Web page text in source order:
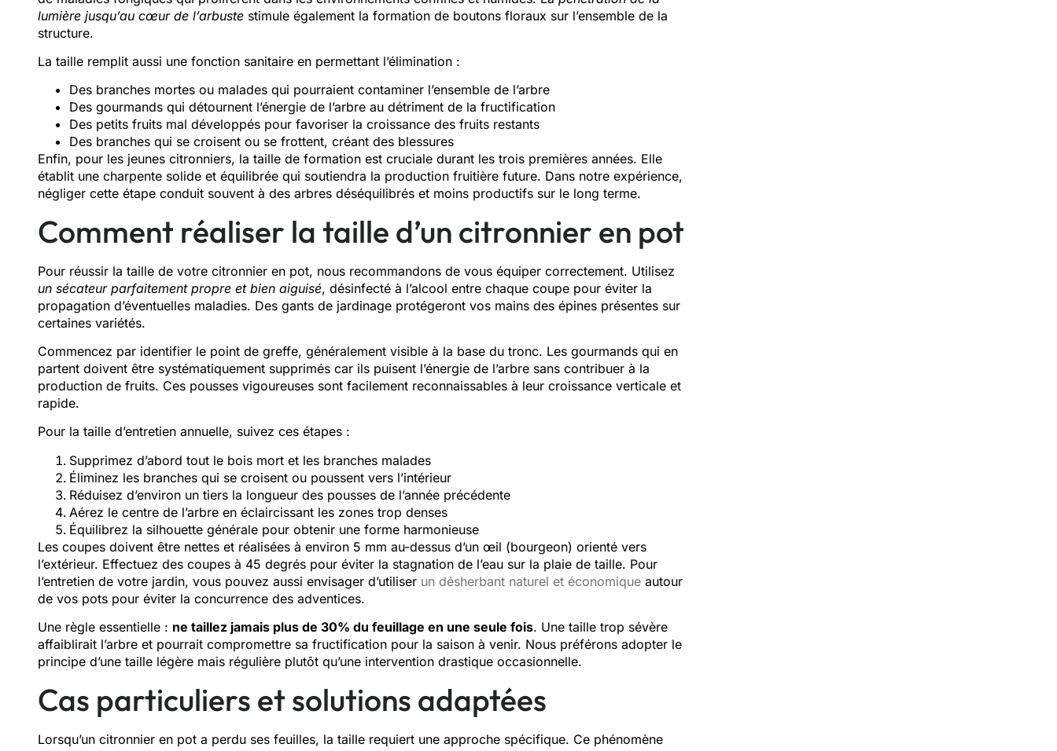
lumière jusqu’au cœur de l’arbuste stimule également la formation de boutons floraux sur l’ensemble de la
structure.
La taille remplit aussi une fonction sanitaire en permettant l’élimination :
Des branches mortes ou malades qui pourraient contaminer l’ensemble de l’arbre
Des gourmands qui détournent l’énergie de l’arbre au détriment de la fructification
Des petits fruits mal développés pour favoriser la croissance des fruits restants
Des branches qui se croisent ou se frottent, créant des blessures
Enfin, pour les jeunes citronniers, la taille de formation est cruciale durant les trois premières années. Elle
établit une charpente solide et équilibrée qui soutiendra la production fruitière future. Dans notre expérience,
négliger cette étape conduit souvent à des arbres déséquilibrés et moins productifs sur le long terme.
Comment réaliser la taille d’un citronnier en pot
Pour réussir la taille de votre citronnier en pot, nous recommandons de vous équiper correctement. Utilisez
un sécateur parfaitement propre et bien aiguisé, désinfecté à l’alcool entre chaque coupe pour éviter la
propagation d’éventuelles maladies. Des gants de jardinage protégeront vos mains des épines présentes sur
certaines variétés.
Commencez par identifier le point de greffe, généralement visible à la base du tronc. Les gourmands qui en
partent doivent être systématiquement supprimés car ils puisent l’énergie de l’arbre sans contribuer à la
production de fruits. Ces pousses vigoureuses sont facilement reconnaissables à leur croissance verticale et
rapide.
Pour la taille d’entretien annuelle, suivez ces étapes :
Supprimez d’abord tout le bois mort et les branches malades
Éliminez les branches qui se croisent ou poussent vers l’intérieur
Réduisez d’environ un tiers la longueur des pousses de l’année précédente
Aérez le centre de l’arbre en éclaircissant les zones trop denses
Équilibrez la silhouette générale pour obtenir une forme harmonieuse
Les coupes doivent être nettes et réalisées à environ 5 mm au-dessus d’un œil (bourgeon) orienté vers
l’extérieur. Effectuez des coupes à 45 degrés pour éviter la stagnation de l’eau sur la plaie de taille. Pour
l’entretien de votre jardin, vous pouvez aussi envisager d’utiliser un désherbant naturel et économique autour
de vos pots pour éviter la concurrence des adventices.
Une règle essentielle : ne taillez jamais plus de 30% du feuillage en une seule fois. Une taille trop sévère
affaiblirait l’arbre et pourrait compromettre sa fructification pour la saison à venir. Nous préférons adopter le
principe d’une taille légère mais régulière plutôt qu’une intervention drastique occasionnelle.
Cas particuliers et solutions adaptées
Lorsqu’un citronnier en pot a perdu ses feuilles, la taille requiert une approche spécifique. Ce phénomène